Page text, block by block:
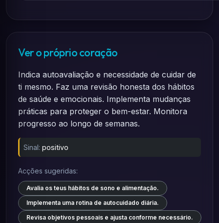
Ver o próprio coração
Indica autoavaliação e necessidade de cuidar de
ti mesmo. Faz uma revisão honesta dos hábitos
de saúde e emocionais. Implementa mudanças
práticas para proteger o bem-estar. Monitora
progresso ao longo de semanas.
Sinal: positivo
Acções sugeridas:
Avalia os teus hábitos de sono e alimentação.
Implementa uma rotina de autocuidado diária.
Revisa objetivos pessoais e ajusta conforme necessário.